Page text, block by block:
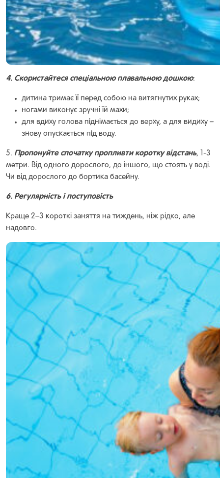
4. Скористайтеся спеціальною плавальною дошкою:
дитина тримає її перед собою на витягнутих руках;
ногами виконує зручні їй махи;
для вдиху голова піднімається до верху, а для видиху –
знову опускається під воду.
5. Пропонуйте спочатку пропливти коротку відстань, 1-3
метри. Від одного дорослого, до іншого, що стоять у воді.
Чи від дорослого до бортика басейну.
6. Регулярність і поступовість
Краще 2–3 короткі заняття на тиждень, ніж рідко, але
надовго.